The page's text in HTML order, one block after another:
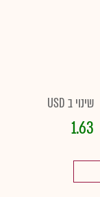
שינוי ב USD
1.63